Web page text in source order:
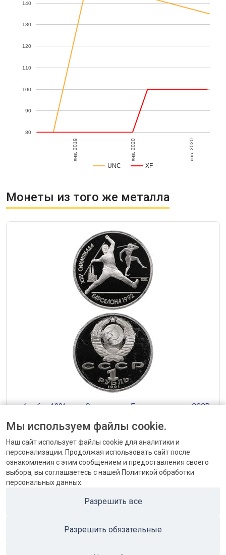
UNC XF
янв. 2019 янв. 2020 янв. 2020
80
90
100
110
120
130
140
Монеты из того же металла
— 1 рубль 1991 года Олимпиада в Барселоне, копье СССР
от 1152 до 1440 ₽
ПОПУЛЯРНЫЕ КАТЕГОРИИ
Мы используем файлы cookie.
Наш сайт использует файлы cookie для аналитики и
персонализации. Продолжая использовать сайт после
ознакомления с этим сообщением и предоставления своего
выбора, вы соглашаетесь с нашей Политикой обработки
персональных данных.
Разрешить все
Разрешить обязательные